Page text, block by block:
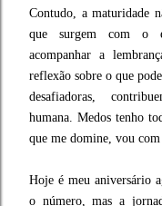
Contudo, a maturidade
que surgem com o
acompanhar a
reflexão sobre o que
desafiadoras,
humana.Medos tenho
que me domine, vou
Hoje é meu aniversário
o número, mas a